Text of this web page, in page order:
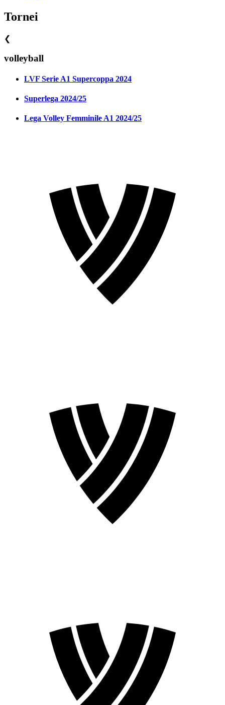
Tornei
❮
volleyball
LVF Serie A1 Supercoppa 2024
Superlega 2024/25
Lega Volley Femminile A1 2024/25